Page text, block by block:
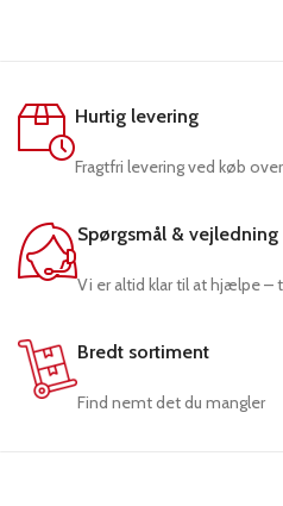
Hurtig levering
Fragtfri levering ved køb
Spørgsmål & vejledning
Vi er altid klar til at hjælpe –
Bredt sortiment
Find nemt det du mangler